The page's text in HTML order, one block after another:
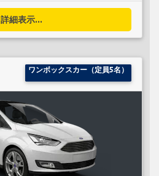
詳細表示...
ワンボックスカー（定員5名）